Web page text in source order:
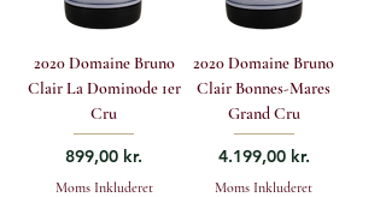
2020 Domaine Bruno
Clair La Dominode 1er
Cru
Pris
899,00 kr.
Moms Inkluderet
2020 Domaine Bruno
Clair Bonnes-Mares
Grand Cru
Pris
4.199,00 kr.
Moms Inkluderet